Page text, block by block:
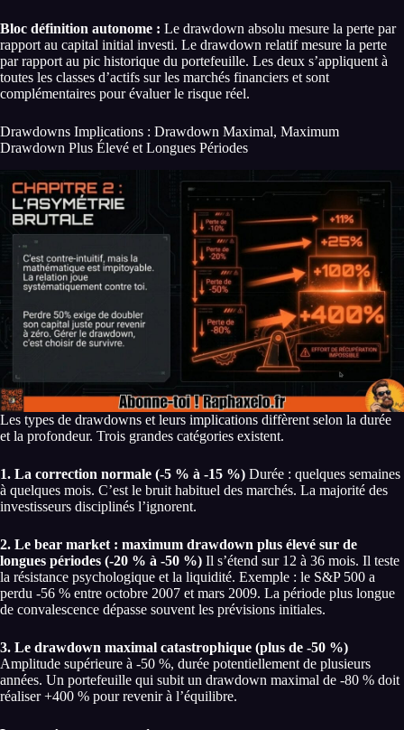
Bloc définition autonome : Le drawdown absolu mesure la perte par
rapport au capital initial investi. Le drawdown relatif mesure la perte
par rapport au pic historique du portefeuille. Les deux s’appliquent à
toutes les classes d’actifs sur les marchés financiers et sont
complémentaires pour évaluer le risque réel.
Drawdowns Implications : Drawdown Maximal, Maximum
Drawdown Plus Élevé et Longues Périodes
Les types de drawdowns et leurs implications diffèrent selon la durée
et la profondeur. Trois grandes catégories existent.
1. La correction normale (-5 % à -15 %) Durée : quelques semaines
à quelques mois. C’est le bruit habituel des marchés. La majorité des
investisseurs disciplinés l’ignorent.
2. Le bear market : maximum drawdown plus élevé sur de
longues périodes (-20 % à -50 %) Il s’étend sur 12 à 36 mois. Il teste
la résistance psychologique et la liquidité. Exemple : le S&P 500 a
perdu -56 % entre octobre 2007 et mars 2009. La période plus longue
de convalescence dépasse souvent les prévisions initiales.
3. Le drawdown maximal catastrophique (plus de -50 %)
Amplitude supérieure à -50 %, durée potentiellement de plusieurs
années. Un portefeuille qui subit un drawdown maximal de -80 % doit
réaliser +400 % pour revenir à l’équilibre.